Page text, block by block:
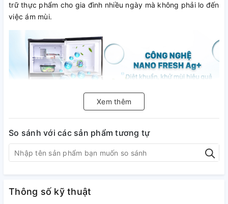
trữ thực phẩm cho gia đình nhiều ngày mà không phải lo đến
việc ám mùi.
Sản phẩm trang bị công nghệ làm
Khác với các dòng sản phẩm tủ lạnh cũ, AQUA sử dụng
Xem thêm
So sánh với các sản phẩm tương tự
Thông số kỹ thuật